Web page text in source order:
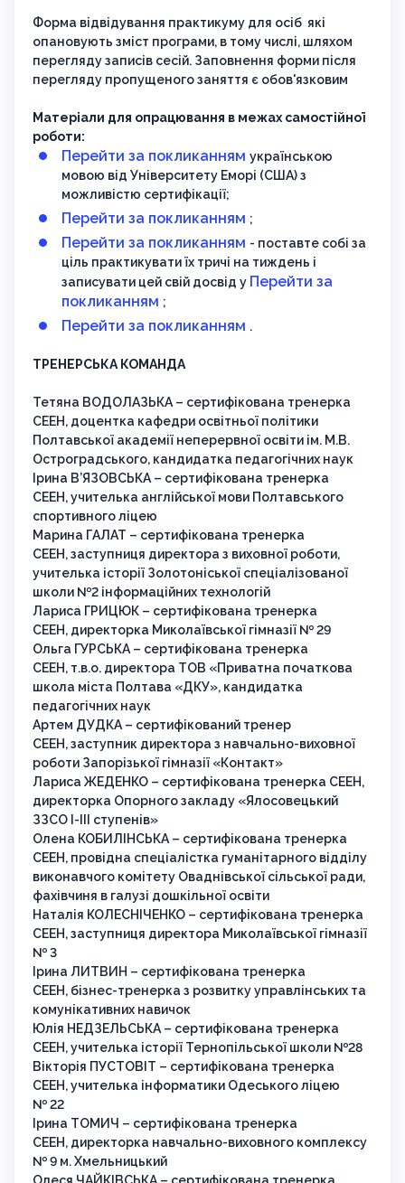
Форма відвідування практикуму для осіб які
опановують зміст програми, в тому числі, шляхом
перегляду записів сесій. Заповнення форми після
перегляду пропущеного заняття є обов'язковим
Матеріали для опрацювання в межах самостійної
роботи:
Перейти за покликанням українською
мовою від Університету Еморі (США) з
можливістю сертифікації;
Перейти за покликанням ;
Перейти за покликанням - поставте собі за
ціль практикувати їх тричі на тиждень і
записувати цей свій досвід у Перейти за
покликанням ;
Перейти за покликанням .
ТРЕНЕРСЬКА КОМАНДА
Тетяна ВОДОЛАЗЬКА – сертифікована тренерка
СЕЕН, доцентка кафедри освітньої політики
Полтавської академії неперервної освіти ім. М.В.
Остроградського, кандидатка педагогічних наук
Ірина В’ЯЗОВСЬКА – сертифікована тренерка
СЕЕН, учителька англійської мови Полтавського
спортивного ліцею
Марина ГАЛАТ – сертифікована тренерка
СЕЕН, заступниця директора з виховної роботи,
учителька історії Золотоніської спеціалізованої
школи №2 інформаційних технологій
Лариса ГРИЦЮК – сертифікована тренерка
СЕЕН, директорка Миколаївської гімназії № 29
Ольга ГУРСЬКА – сертифікована тренерка
СЕЕН, т.в.о. директора ТОВ «Приватна початкова
школа міста Полтава «ДКУ», кандидатка
педагогічних наук
Артем ДУДКА – сертифікований тренер
СЕЕН, заступник директора з навчально-виховної
роботи Запорізької гімназії «Контакт»
Лариса ЖЕДЕНКО – сертифікована тренерка СЕЕН,
директорка Опорного закладу «Ялосовецький
ЗЗСО І-ІІІ ступенів»
Олена КОБИЛІНСЬКА – сертифікована тренерка
СЕЕН, провідна спеціалістка гуманітарного відділу
виконавчого комітету Оваднівської сільської ради,
фахівчиня в галузі дошкільної освіти
Наталія КОЛЕСНІЧЕНКО – сертифікована тренерка
СЕЕН, заступниця директора Миколаївської гімназії
№ 3
Ірина ЛИТВИН – сертифікована тренерка
СЕЕН, бізнес-тренерка з розвитку управлінських та
комунікативних навичок
Юлія НЕДЗЕЛЬСЬКА – сертифікована тренерка
СЕЕН, учителька історії Тернопільської школи №28
Вікторія ПУСТОВІТ – сертифікована тренерка
СЕЕН, учителька інформатики Одеського ліцею
№ 22
Ірина ТОМИЧ – сертифікована тренерка
СЕЕН, директорка навчально-виховного комплексу
№ 9 м. Хмельницький